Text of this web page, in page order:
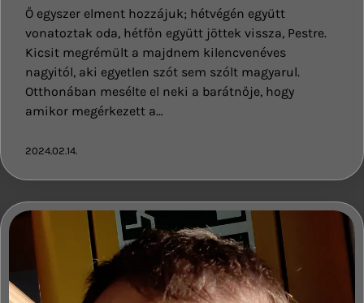
Ő egyszer elment hozzájuk; hétvégén együtt
vonatoztak oda, hétfőn együtt jöttek vissza, Pestre.
Kicsit megrémült a majdnem kilencvenéves
nagyitól, aki egyetlen szót sem szólt magyarul.
Otthonában mesélte el neki a barátnője, hogy
amikor megérkezett a…
2024.02.14.